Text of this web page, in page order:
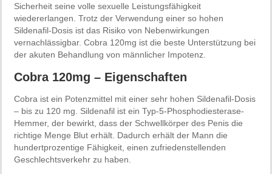
Sicherheit seine volle sexuelle Leistungsfähigkeit
wiedererlangen. Trotz der Verwendung einer so hohen
Sildenafil-Dosis ist das Risiko von Nebenwirkungen
vernachlässigbar. Cobra 120mg ist die beste Unterstützung bei
der akuten Behandlung von männlicher Impotenz.
Cobra 120mg – Eigenschaften
Cobra ist ein Potenzmittel mit einer sehr hohen Sildenafil-Dosis
– bis zu 120 mg. Sildenafil ist ein Typ-5-Phosphodiesterase-
Hemmer, der bewirkt, dass der Schwellkörper des Penis die
richtige Menge Blut erhält. Dadurch erhält der Mann die
hundertprozentige Fähigkeit, einen zufriedenstellenden
Geschlechtsverkehr zu haben.